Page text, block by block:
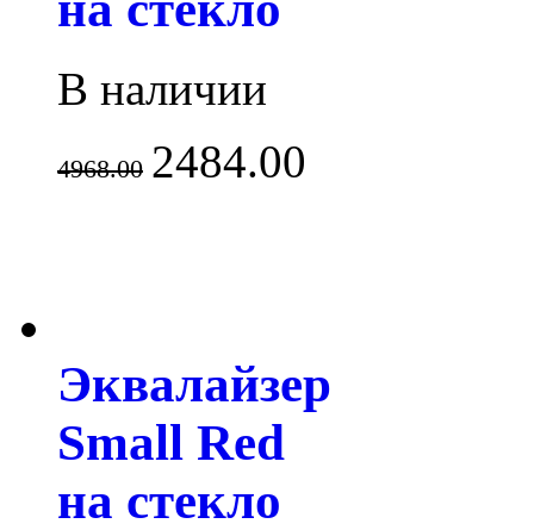
В наличии
4968.00 2484.00
Эквалайзер
Small Red
на стекло